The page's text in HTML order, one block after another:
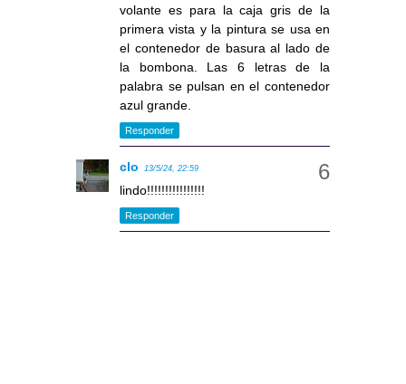
volante es para la caja gris de la
primera vista y la pintura se usa en
el contenedor de basura al lado de
la bombona. Las 6 letras de la
palabra se pulsan en el contenedor
azul grande.
Responder
clo 13/5/24, 22:59
lindo!!!!!!!!!!!!!!!!
Responder